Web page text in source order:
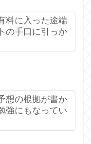
料に入った途端
の手口に引っか
想の根拠が書か
強にもなってい